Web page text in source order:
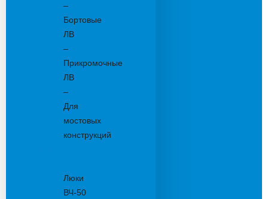
–
Бортовые
ЛВ
–
Прикромочные
ЛВ
–
Для
мостовых
конструкций
Люки
ВЧ-50